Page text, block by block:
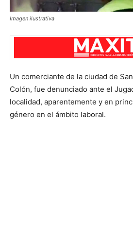
Imagen ilustrativa
Un comerciante de la ciudad de
Colón, fue denunciado ante el
localidad, aparentemente y en
género en el ámbito laboral.